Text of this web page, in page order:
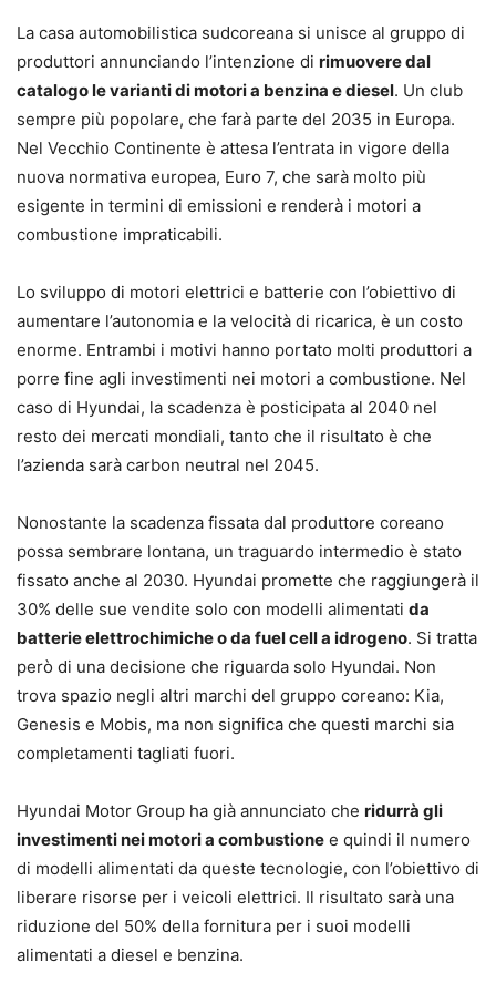
La casa automobilistica sudcoreana si unisce al gruppo di
produttori annunciando l’intenzione di rimuovere dal
catalogo le varianti di motori a benzina e diesel. Un club
sempre più popolare, che farà parte del 2035 in Europa.
Nel Vecchio Continente è attesa l’entrata in vigore della
nuova normativa europea, Euro 7, che sarà molto più
esigente in termini di emissioni e renderà i motori a
combustione impraticabili.
Lo sviluppo di motori elettrici e batterie con l’obiettivo di
aumentare l’autonomia e la velocità di ricarica, è un costo
enorme. Entrambi i motivi hanno portato molti produttori a
porre fine agli investimenti nei motori a combustione. Nel
caso di Hyundai, la scadenza è posticipata al 2040 nel
resto dei mercati mondiali, tanto che il risultato è che
l’azienda sarà carbon neutral nel 2045.
Nonostante la scadenza fissata dal produttore coreano
possa sembrare lontana, un traguardo intermedio è stato
fissato anche al 2030. Hyundai promette che raggiungerà il
30% delle sue vendite solo con modelli alimentati da
batterie elettrochimiche o da fuel cell a idrogeno. Si tratta
però di una decisione che riguarda solo Hyundai. Non
trova spazio negli altri marchi del gruppo coreano: Kia,
Genesis e Mobis, ma non significa che questi marchi sia
completamenti tagliati fuori.
Hyundai Motor Group ha già annunciato che ridurrà gli
investimenti nei motori a combustione e quindi il numero
di modelli alimentati da queste tecnologie, con l’obiettivo di
liberare risorse per i veicoli elettrici. Il risultato sarà una
riduzione del 50% della fornitura per i suoi modelli
alimentati a diesel e benzina.